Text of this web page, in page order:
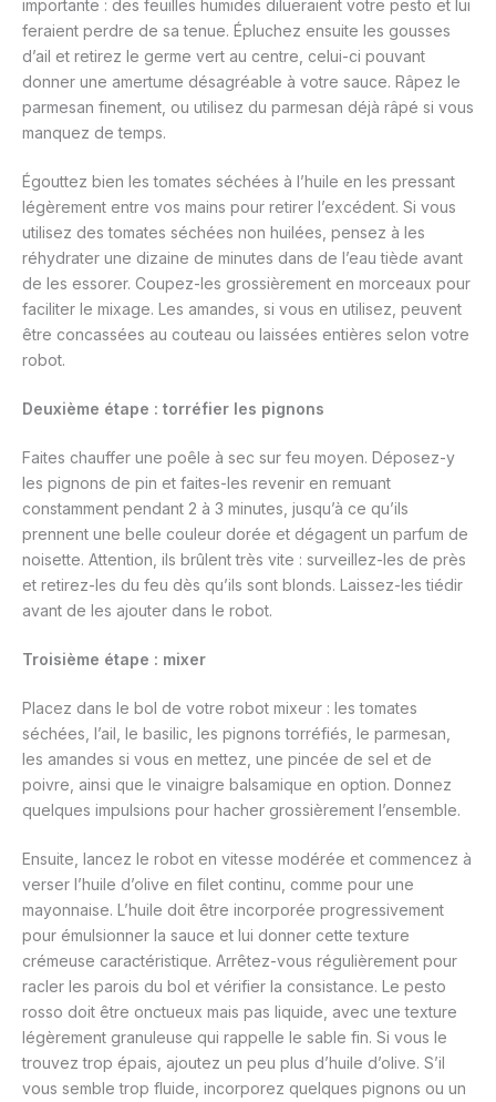
importante : des feuilles humides dilueraient votre pesto et lui
feraient perdre de sa tenue. Épluchez ensuite les gousses
d’ail et retirez le germe vert au centre, celui-ci pouvant
donner une amertume désagréable à votre sauce. Râpez le
parmesan finement, ou utilisez du parmesan déjà râpé si vous
manquez de temps.
Égouttez bien les tomates séchées à l’huile en les pressant
légèrement entre vos mains pour retirer l’excédent. Si vous
utilisez des tomates séchées non huilées, pensez à les
réhydrater une dizaine de minutes dans de l’eau tiède avant
de les essorer. Coupez-les grossièrement en morceaux pour
faciliter le mixage. Les amandes, si vous en utilisez, peuvent
être concassées au couteau ou laissées entières selon votre
robot.
Deuxième étape : torréfier les pignons
Faites chauffer une poêle à sec sur feu moyen. Déposez-y
les pignons de pin et faites-les revenir en remuant
constamment pendant 2 à 3 minutes, jusqu’à ce qu’ils
prennent une belle couleur dorée et dégagent un parfum de
noisette. Attention, ils brûlent très vite : surveillez-les de près
et retirez-les du feu dès qu’ils sont blonds. Laissez-les tiédir
avant de les ajouter dans le robot.
Troisième étape : mixer
Placez dans le bol de votre robot mixeur : les tomates
séchées, l’ail, le basilic, les pignons torréfiés, le parmesan,
les amandes si vous en mettez, une pincée de sel et de
poivre, ainsi que le vinaigre balsamique en option. Donnez
quelques impulsions pour hacher grossièrement l’ensemble.
Ensuite, lancez le robot en vitesse modérée et commencez à
verser l’huile d’olive en filet continu, comme pour une
mayonnaise. L’huile doit être incorporée progressivement
pour émulsionner la sauce et lui donner cette texture
crémeuse caractéristique. Arrêtez-vous régulièrement pour
racler les parois du bol et vérifier la consistance. Le pesto
rosso doit être onctueux mais pas liquide, avec une texture
légèrement granuleuse qui rappelle le sable fin. Si vous le
trouvez trop épais, ajoutez un peu plus d’huile d’olive. S’il
vous semble trop fluide, incorporez quelques pignons ou un